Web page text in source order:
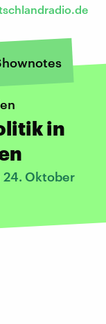
in
24. Oktober